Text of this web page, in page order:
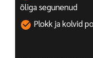
õliga segunenud
Plokk ja kolvid